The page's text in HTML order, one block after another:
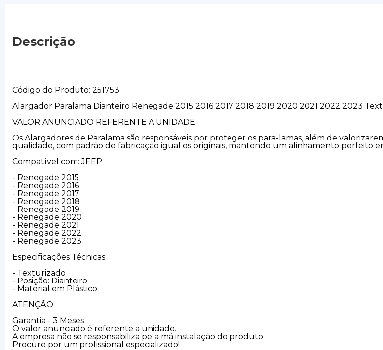
Descrição
Código do Produto: 251753
Alargador Paralama Dianteiro Renegade 2015 2016 2017 2018 2019 2020 2021 2022 2023
VALOR ANUNCIADO REFERENTE A UNIDADE
Os Alargadores de Paralama são responsáveis por proteger os para-lamas, além de
qualidade, com padrão de fabricação igual os originais, mantendo um alinhamento perfeito
Compatível com: JEEP
- Renegade 2015
- Renegade 2016
- Renegade 2017
- Renegade 2018
- Renegade 2019
- Renegade 2020
- Renegade 2021
- Renegade 2022
- Renegade 2023
Especificações Técnicas:
- Texturizado
- Posição: Dianteiro
- Material em Plástico
ATENÇÃO
Garantia - 3 Meses
O valor anunciado é referente a unidade.
A empresa não se responsabiliza pela má instalação do produto.
Procure por um profissional especializado!